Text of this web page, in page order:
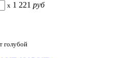
x 1 221 руб
голубой